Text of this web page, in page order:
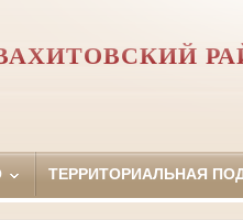
ТЕРРИТОРИАЛЬНАЯ